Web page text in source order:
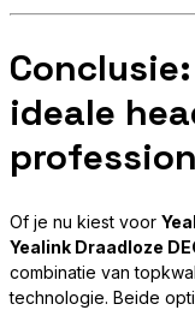
ideale
Of je nu kiest voor
Yealink Draadloze
combinatie van
technologie. Beide